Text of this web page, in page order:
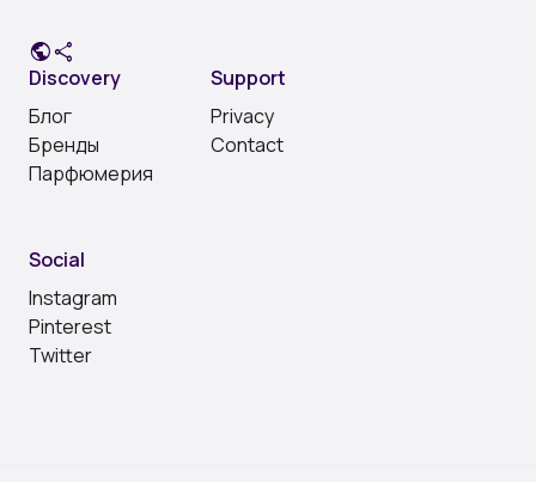
publicshare
Discovery
Блог
Бренды
Парфюмерия
Support
Privacy
Contact
Social
Instagram
Pinterest
Twitter